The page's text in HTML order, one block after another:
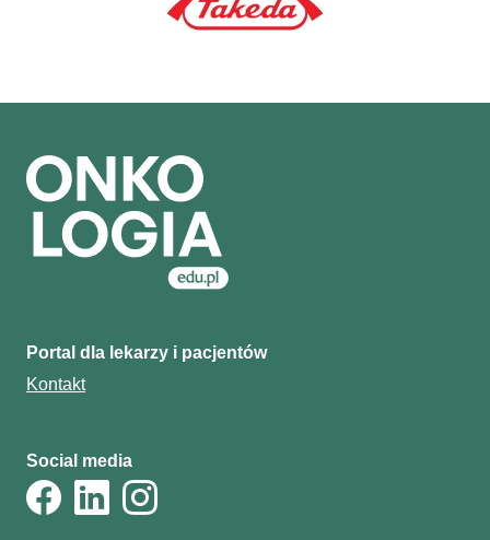
Portal dla lekarzy i pacjentów
Kontakt
Social media